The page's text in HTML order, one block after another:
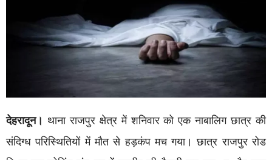
देहरादून। थाना राजपुर क्षेत्र में शनिवार को एक नाबालिग छात्र की
संदिग्ध परिस्थितियों में मौत से हड़कंप मच गया। छात्र राजपुर रोड